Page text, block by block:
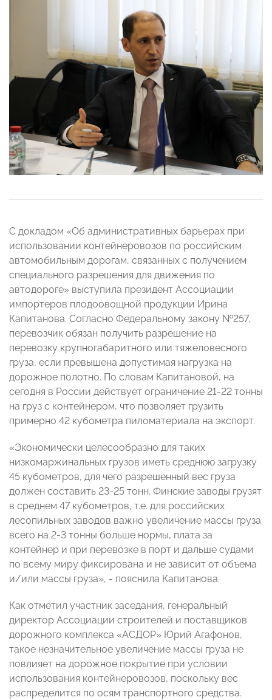
С докладом «Об административных барьерах при
использовании контейнеровозов по российским
автомобильным дорогам, связанных с получением
специального разрешения для движения по
автодороге» выступила президент Ассоциации
импортеров плодоовощной продукции Ирина
Капитанова. Согласно Федеральному закону №257,
перевозчик обязан получить разрешение на
перевозку крупногабаритного или тяжеловесного
груза, если превышена допустимая нагрузка на
дорожное полотно. По словам Капитановой, на
сегодня в России действует ограничение 21-22 тонны
на груз с контейнером, что позволяет грузить
примерно 42 кубометра пиломатериала на экспорт.
«Экономически целесообразно для таких
низкомаржинальных грузов иметь среднюю загрузку
45 кубометров, для чего разрешенный вес груза
должен составить 23-25 тонн. Финские заводы грузят
в среднем 47 кубометров, т.е. для российских
лесопильных заводов важно увеличение массы груза
всего на 2-3 тонны больше нормы, плата за
контейнер и при перевозке в порт и дальше судами
по всему миру фиксирована и не зависит от объема
и/или массы груза», - пояснила Капитанова.
Как отметил участник заседания, генеральный
директор Ассоциации строителей и поставщиков
дорожного комплекса «АСДОР» Юрий Агафонов,
такое незначительное увеличение массы груза не
повлияет на дорожное покрытие при условии
использования контейнеровозов, поскольку вес
распределится по осям транспортного средства.